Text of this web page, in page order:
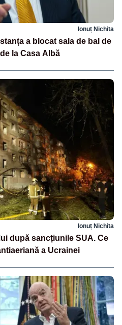
Ionuț Nichita
a blocat sala de bal de
la Casa Albă
Ionuț Nichita
după sancțiunile SUA. Ce
a Ucrainei